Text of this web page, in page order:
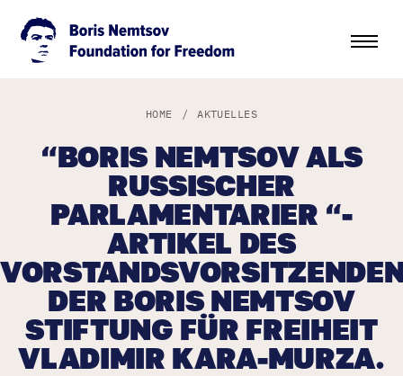
HOME / AKTUELLES
“BORIS NEMTSOV ALS
RUSSISCHER
PARLAMENTARIER “-
ARTIKEL DES
DER BORIS NEMTSOV
STIFTUNG FÜR FREIHEIT
VLADIMIR KARA-MURZA.